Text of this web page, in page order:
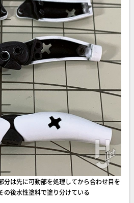
は先に可動部を処理してから合わせ目を
の後水性塗料で塗り分けている